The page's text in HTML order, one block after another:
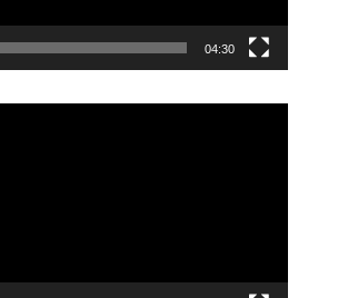
04:30